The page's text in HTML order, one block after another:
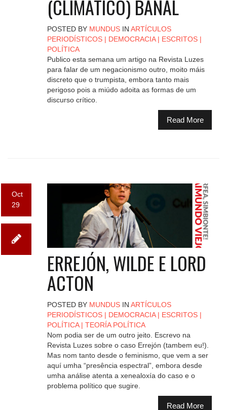
(CLIMÁTICO) BANAL
POSTED BY MUNDUSIN ARTÍCULOS
PERIODÍSTICOS| DEMOCRACIA| ESCRITOS|
POLÍTICA
Publico esta semana um artigo na Revista Luzes
para falar de um negacionismo outro, moito máis
discreto que o trumpista, embora tanto mais
perigoso pois a miúdo adoita as formas de um
discurso crítico.
Read More
Oct
29
ERREJÓN, WILDE E LORD
ACTON
POSTED BY MUNDUSIN ARTÍCULOS
PERIODÍSTICOS| DEMOCRACIA| ESCRITOS|
POLÍTICA| TEORÍA POLÍTICA
Nom podia ser de um outro jeito. Escrevo na
Revista Luzes sobre o caso Errejón (tambem eu!).
Mas nom tanto desde o feminismo, que vem a ser
aquí umha “presência espectral”, embora desde
umha análise atenta a xenealoxía do caso e o
problema político que sugire.
Read More